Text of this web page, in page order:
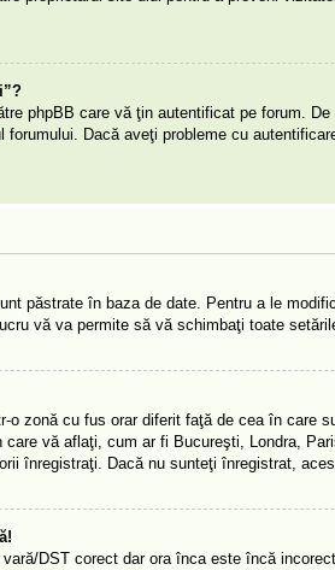
phpBB care vă ţin autentificat pe forum.
Dacă aveţi probleme cu
păstrate în baza de date. Pentru a le
vă va permite să vă schimbaţi toate
o zonă cu fus orar diferit faţă de cea în care
vă aflaţi, cum ar fi Bucureşti, Londra,
înregistraţi. Dacă nu sunteţi înregistrat,
DST corect dar ora înca este încă